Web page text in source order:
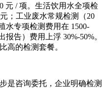
元 / 项。生活饮用水全项检
；工业废水常规检测（20
水专项检测费用在 1500-
报告）费用上浮 30%-50%。
高的检测套餐。
是咨询委托，企业明确检测